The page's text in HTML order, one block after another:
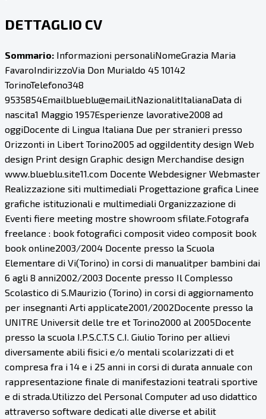
DETTAGLIO CV
Sommario: Informazioni personaliNomeGrazia Maria
FavaroIndirizzoVia Don Murialdo 45 10142
TorinoTelefono348
9535854Emailblueblu@email.itNazionalitItalianaData di
nascita1 Maggio 1957Esperienze lavorative2008 ad
oggiDocente di Lingua Italiana Due per stranieri presso
Orizzonti in Libert Torino2005 ad oggiIdentity design Web
design Print design Graphic design Merchandise design
www.blueblu.site11.com Docente Webdesigner Webmaster
Realizzazione siti multimediali Progettazione grafica Linee
grafiche istituzionali e multimediali Organizzazione di
Eventi fiere meeting mostre showroom sfilate.Fotografa
freelance : book fotografici composit video composit book
book online2003/2004 Docente presso la Scuola
Elementare di Vi(Torino) in corsi di manualitper bambini dai
6 agli 8 anni2002/2003 Docente presso Il Complesso
Scolastico di S.Maurizio (Torino) in corsi di aggiornamento
per insegnanti Arti applicate2001/2002Docente presso la
UNITRE Universit delle tre et Torino2000 al 2005Docente
presso la scuola I.P.S.C.T.S C.I. Giulio Torino per allievi
diversamente abili fisici e/o mentali scolarizzati di et
compresa fra i 14 e i 25 anni in corsi di durata annuale con
rappresentazione finale di manifestazioni teatrali sportive
e di strada.Utilizzo del Personal Computer ad uso didattico
attraverso software dedicati alle diverse et abilit